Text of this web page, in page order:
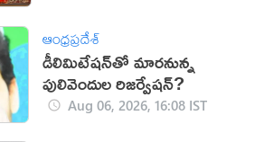
ఆంధ్రప్రదేశ్
డీలిమిటేషన్‌తో మారనున్న
పులివెందుల రిజర్వేషన్?
Aug 06, 2026, 16:08 IST